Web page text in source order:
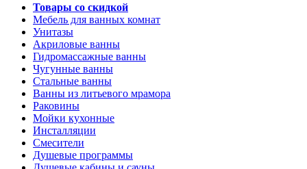
Товары со скидкой
Мебель для ванных комнат
Унитазы
Акриловые ванны
Гидромассажные ванны
Чугунные ванны
Стальные ванны
Ванны из литьевого мрамора
Раковины
Мойки кухонные
Инсталляции
Смесители
Душевые программы